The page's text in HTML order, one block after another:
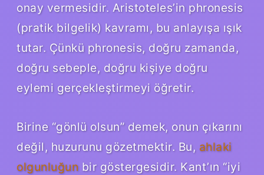
onay vermesidir. Aristoteles’in phronesis
(pratik bilgelik) kavramı, bu anlayışa ışık
tutar. Çünkü phronesis, doğru zamanda,
doğru sebeple, doğru kişiye doğru
eylemi gerçekleştirmeyi öğretir.
Birine “gönlü olsun” demek, onun çıkarını
değil, huzurunu gözetmektir. Bu, ahlaki
olgunluğunbir göstergesidir. Kant’ın “iyi